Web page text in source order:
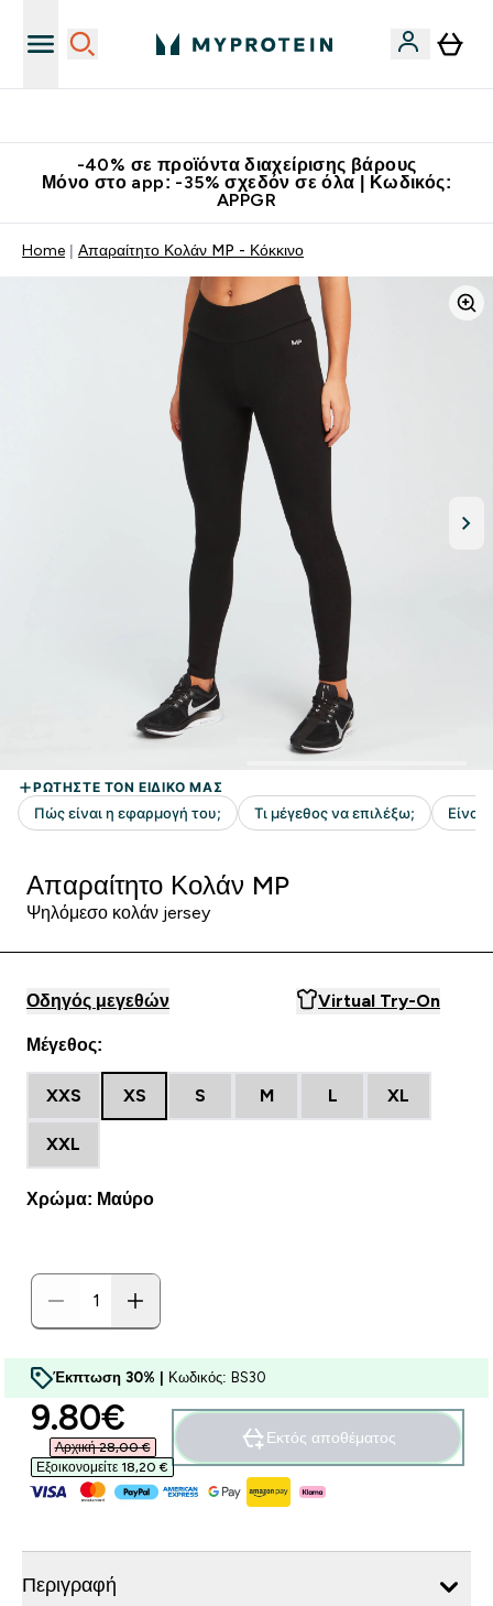
-40% σε προϊόντα διαχείρισης βάρους
Μόνο στο app: -35% σχεδόν σε όλα | Κωδικός:
APPGR
Home Απαραίτητο Κολάν MP - Κόκκινο
Απαραίτητο Κολάν MP
Ψηλόμεσο κολάν jersey
Οδηγός μεγεθών Virtual Try-On
Μέγεθος:
XXS XS S M L XL
XXL
Χρώμα: Μαύρο
Έκπτωση 30% | Κωδικός: BS30
discounted price
9.80€‎
Αρχική 28,00 €‎
Εξοικονομείτε 18,20 €‎
Εκτός αποθέματος
Περιγραφή